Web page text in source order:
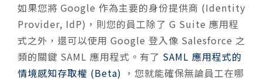
如果您將 Google 作為主要的身份提供商 (Identity
Provider, IdP)，則您的員工除了 G Suite 應用程
式之外，還可以使用 Google 登入像 Salesforce 之
類的關鍵 SAML 應用程式。有了 SAML 應用程式的
情境感知存取權 (Beta) ，您就能確保無論員工在哪